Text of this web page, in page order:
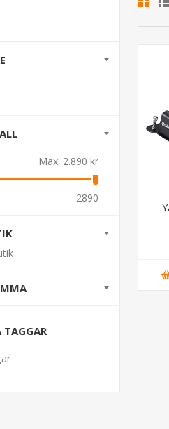
Max: 2.890 kr
2890
TAGGAR